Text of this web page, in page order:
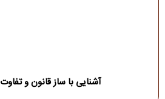
آشنایی با ساز قانون و